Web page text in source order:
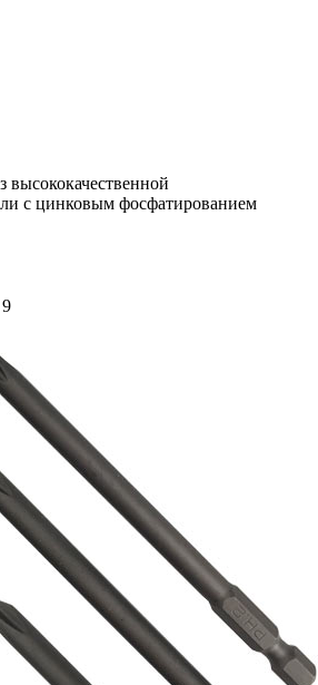
высококачественной
с цинковым фосфатированием